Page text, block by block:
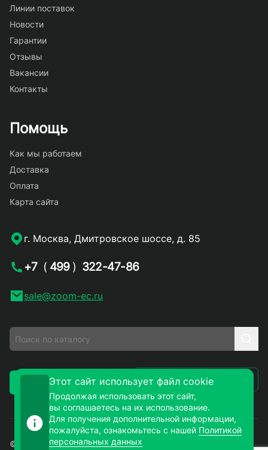
Линии поставок
Новости
Гарантии
Отзывы
Вакансии
Контакты
Помощь
Как мы работаем
Доставка
Оплата
Карта сайта
г. Москва, Дмитровское шоссе, д. 85
+7 ( 499 ) 322-47-86
sale@zoom-ec.ru
Заказать звонок Написать письмо
© 2026. ЗУМ-СМД – продажа электронных компонентов
Этот сайт использует файл cookie
Продолжая использовать этот сайт,
вы соглашаетесь на их использование.
Для получения дополнительной информации,
пожалуйста, ознакомьтесь с нашей Политикой
персональных данных